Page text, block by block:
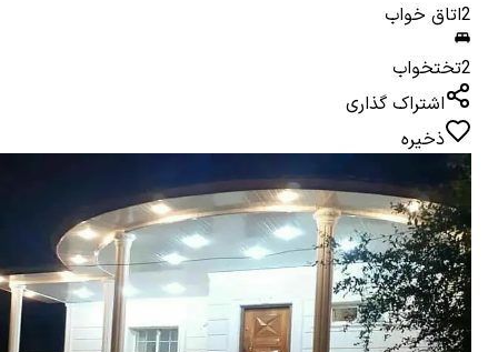
2اتاق خواب
2تختخواب
اشتراک گذاری
ذخیره